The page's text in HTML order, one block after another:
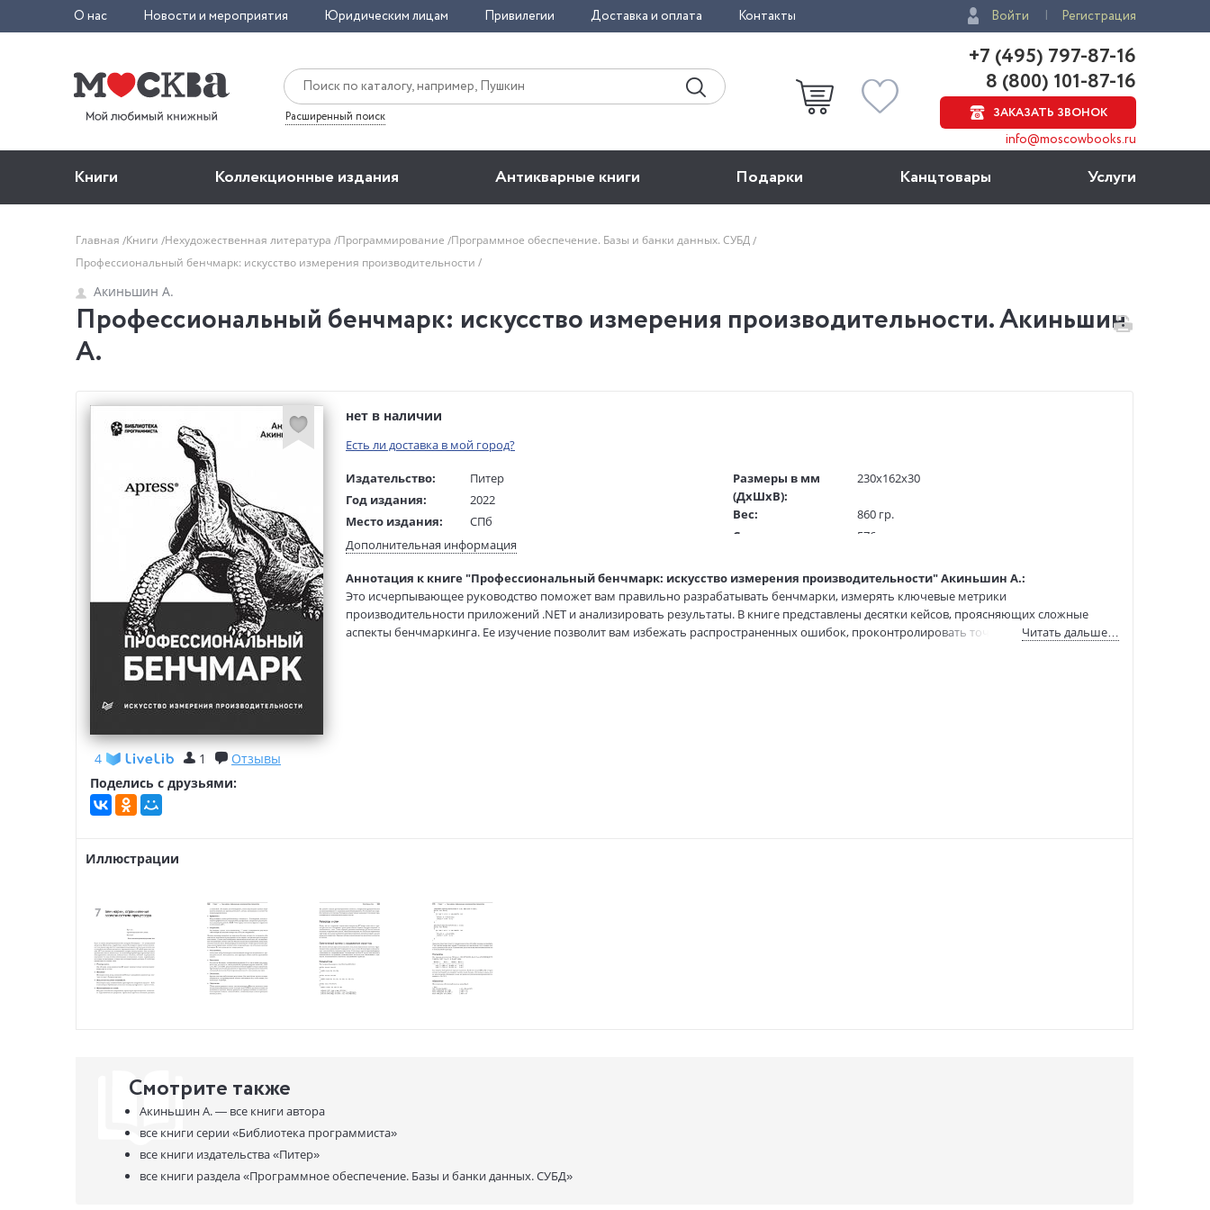
О нас Новости и мероприятия Юридическим лицам Привилегии Доставка и оплата Контакты Войти Регистрация
Расширенный поиск
+7 (495) 797-87-16
8 (800) 101-87-16
ЗАКАЗАТЬ ЗВОНОК
info@moscowbooks.ru
Книги Коллекционные издания Антикварные книги Подарки Канцтовары Услуги
Главная Книги Нехудожественная литература Программирование Программное обеспечение. Базы и банки данных. СУБД
Профессиональный бенчмарк: искусство измерения производительности
Акиньшин А.
Профессиональный бенчмарк: искусство измерения производительности. Акиньшин
А.
4 1
Отзывы
Поделись с друзьями:
нет в наличии
Есть ли доставка в мой город?
Издательство:
Питер
Год издания:
2022
Место издания:
СПб
Возраст:
16+
Язык оригинала:
английский
Перевод:
Григорьева А.
Тип обложки:
Мягкая обложка
Размеры в мм
(ДхШхВ):
230x162x30
Вес:
860 гр.
Страниц:
576
Код товара:
50058722
Артикул:
277154750
ISBN:
9785446115518
В продаже с:
22.02.2022
Дополнительная информация
Аннотация к книге "Профессиональный бенчмарк: искусство измерения производительности" Акиньшин А.:
Это исчерпывающее руководство поможет вам правильно разрабатывать бенчмарки, измерять ключевые метрики
производительности приложений .NET и анализировать результаты. В книге представлены десятки кейсов, проясняющих сложные
аспекты бенчмаркинга. Ее изучение позволит вам избежать распространенных ошибок, проконтролировать точность измерений и
Читать дальше…
Иллюстрации
Смотрите также
Акиньшин А. — все книги автора
все книги серии«Библиотека программиста»
все книги издательства«Питер»
все книги раздела«Программное обеспечение. Базы и банки данных. СУБД»